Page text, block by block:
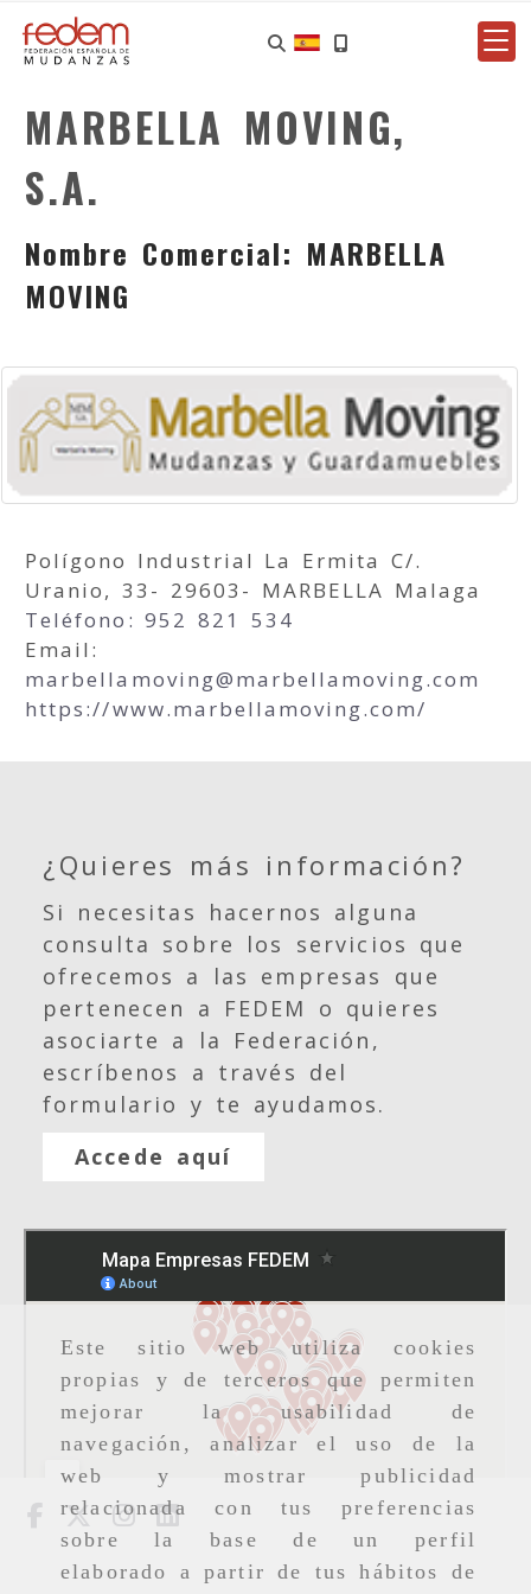
Este sitio web utiliza cookies
propias y de terceros que permiten
mejorar la usabilidad de
navegación, analizar el uso de la
web y mostrar publicidad
relacionada con tus preferencias
sobre la base de un perfil
elaborado a partir de tus hábitos de
MARBELLA MOVING,
S.A.
Nombre Comercial: MARBELLA
MOVING
Polígono Industrial La Ermita C/.
Uranio, 33- 29603- MARBELLA Malaga
Teléfono: 952 821 534
Email:
marbellamoving
marbellamoving.com
https://www.marbellamoving.com/
¿Quieres más información?
Si necesitas hacernos alguna
consulta sobre los servicios que
ofrecemos a las empresas que
pertenecen a FEDEM o quieres
asociarte a la Federación,
escríbenos a través del
formulario y te ayudamos.
Accede aquí